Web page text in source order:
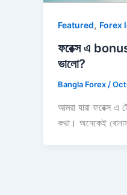
Featured, Forex
ফরেক্স এ bonus
ভালো?
Bangla Forex/
আমরা যারা ফরেক্স এ
কথা। অনেকেই